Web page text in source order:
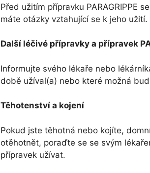
Před užitím přípravku PARAGRIPPE
máte otázky vztahující se k jeho užití.
Další léčivé přípravky a přípravek
Informujte svého lékaře nebo
době užíval(a) nebo které možná
Těhotenství a kojení
Pokud jste těhotná nebo kojíte,
otěhotnět, poraďte se se svým
přípravek užívat.